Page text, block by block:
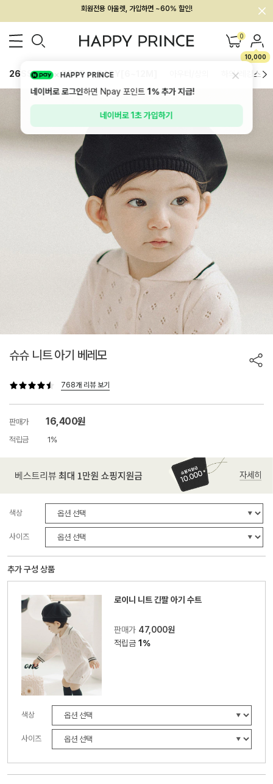
멤버십 최대 28,000원 혜택
0
10,000
26SS 신상 BEST BABY[6~12M] 하의/레깅스
슈슈 니트 아기 베레모
768개 리뷰 보기
판매가 16,400원
적립금 1%
색상
사이즈
추가 구성 상품
로이니 니트 긴팔 아기 수트
판매가 47,000원
적립금1%
색상
사이즈
HAPPY PRINCE
네이버로 로그인하면 Npay 포인트1%추가 지급!
네이버로 1초 가입하기